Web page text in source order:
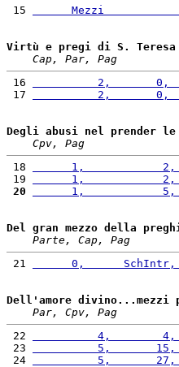
15
Mezzi
Virtù e pregi di S. Teresa
Cap, Par, Pag
16
2,       0,
17
2,       0,
Degli abusi nel prender le
Cpv, Pag
18
1,            2,
19
1,            2,
20
1,            5,
Del gran mezzo della
Parte, Cap, Pag
21
0,      SchIntr,
Dell'amore divino...mezzi
Par, Cpv, Pag
22
4,        4,
23
5,       15,
24
5,       27,